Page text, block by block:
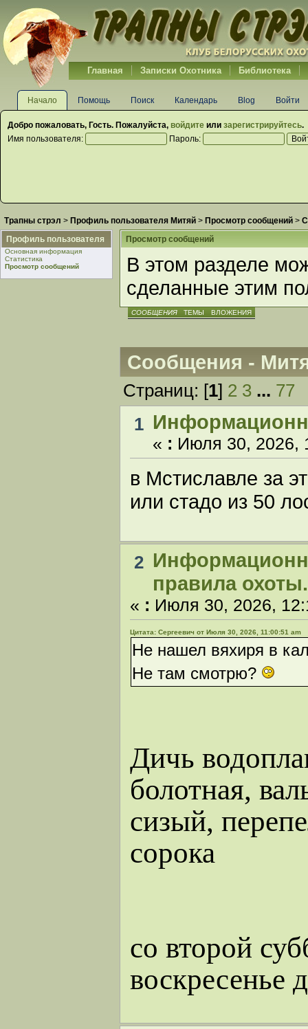
Главная Записки Охотника Библиотека
Начало Помощь Поиск Календарь Blog Войти
Добро пожаловать, Гость. Пожалуйста, войдите или зарегистрируйтесь.
Имя пользователя:
Пароль:
Трапны стрэл > Профиль пользователя Митяй > Просмотр сообщений >
Профиль пользователя
Основная информация
Статистика
Просмотр сообщений
Просмотр сообщений
В этом разделе
сделанные этим
СООБЩЕНИЯ ТЕМЫ ВЛОЖЕНИЯ
Сообщения -
Страниц: [1] 2 3 ... 77
1
« : Июля 30, 2026,
в Мстиславле за
или стадо из 50
2
правила охоты.
« : Июля 30, 2026,
Цитата: Сергеевич от Июля 30, 2026, 11:00:51 am
Не нашел вяхиря в
Не там смотрю?
Дичь
болотная,
сизый,
сорока
со второй
воскресенье